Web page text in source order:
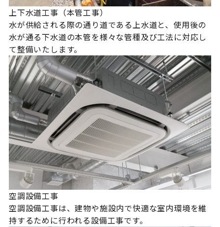
上下水道工事（本管工事）
水が供給される際の通り道である上水道と、使用後の
水が通る下水道の本管を様々な管種及び工法に対応し
て整備いたします。
空調設備工事
空調設備工事は、建物や施設内で快適な室内環境を維
持するために行われる設備工事です。